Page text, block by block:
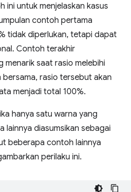
ini untuk menjelaskan kasus
contoh pertama
tidak diperlukan, tetapi dapat
Contoh terakhir
menarik saat rasio melebihi
rasio tersebut akan
menjadi total 100%.
hanya satu warna yang
lainnya diasumsikan sebagai
beberapa contoh lainnya
perilaku ini.